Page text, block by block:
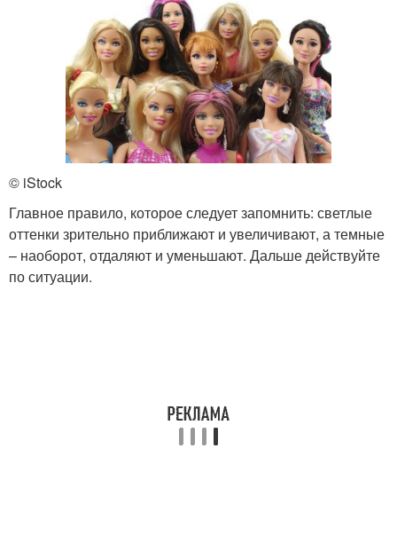
© iStock
Главное правило, которое следует запомнить: светлые
оттенки зрительно приближают и увеличивают, а темные
– наоборот, отдаляют и уменьшают. Дальше действуйте
по ситуации.